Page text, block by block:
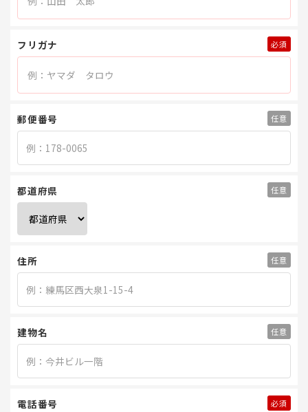
フリガナ
郵便番号
都道府県
住所
建物名
電話番号